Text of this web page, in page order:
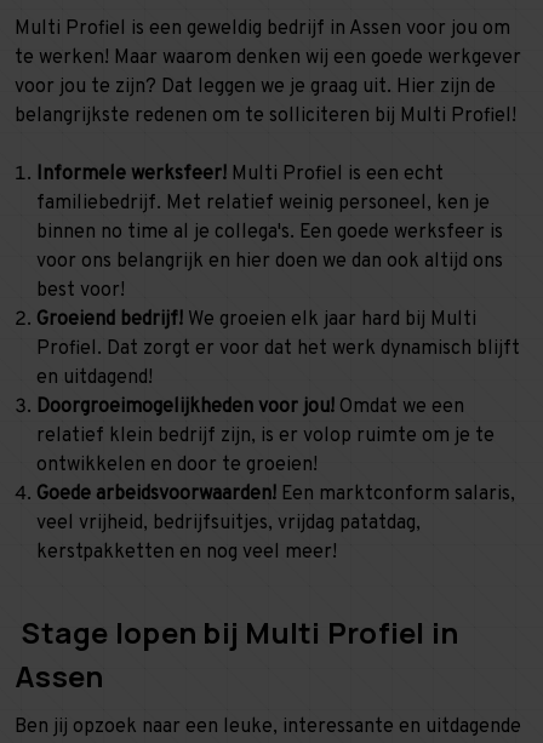
Multi Profiel is een geweldig bedrijf in Assen voor jou om
te werken! Maar waarom denken wij een goede werkgever
voor jou te zijn? Dat leggen we je graag uit. Hier zijn de
belangrijkste redenen om te solliciteren bij Multi Profiel!
Informele werksfeer! Multi Profiel is een echt
familiebedrijf. Met relatief weinig personeel, ken je
binnen no time al je collega's. Een goede werksfeer is
voor ons belangrijk en hier doen we dan ook altijd ons
best voor!
Groeiend bedrijf! We groeien elk jaar hard bij Multi
Profiel. Dat zorgt er voor dat het werk dynamisch blijft
en uitdagend!
Doorgroeimogelijkheden voor jou! Omdat we een
relatief klein bedrijf zijn, is er volop ruimte om je te
ontwikkelen en door te groeien!
Goede arbeidsvoorwaarden! Een marktconform salaris,
veel vrijheid, bedrijfsuitjes, vrijdag patatdag,
kerstpakketten en nog veel meer!
Stage lopen bij Multi Profiel in
Assen
Ben jij opzoek naar een leuke, interessante en uitdagende